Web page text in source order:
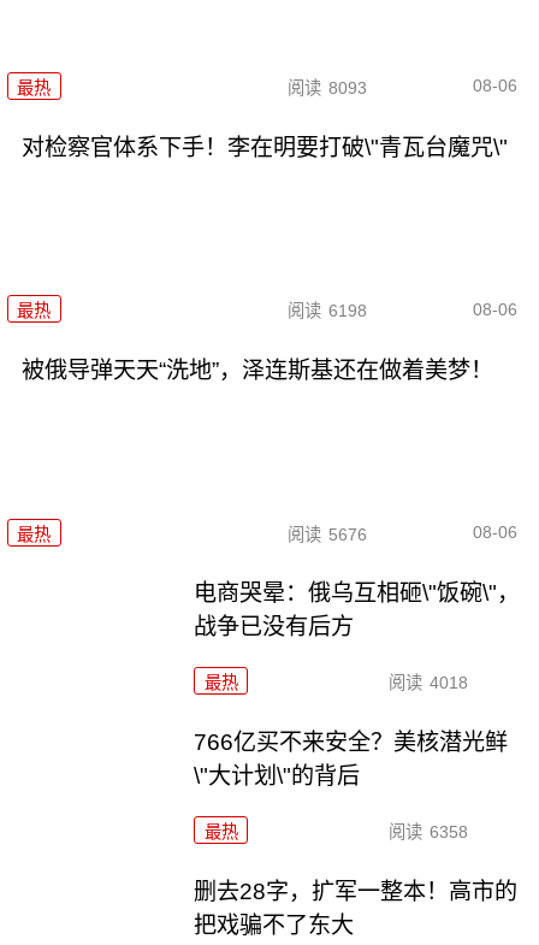
最热 阅读 8093 08-06
对检察官体系下手！李在明要打破\"青瓦台魔咒\"
最热 阅读 6198 08-06
被俄导弹天天“洗地”，泽连斯基还在做着美梦！
最热 阅读 5676 08-06
电商哭晕：俄乌互相砸\"饭碗\"，
战争已没有后方
最热 阅读 4018
766亿买不来安全？美核潜光鲜
\"大计划\"的背后
最热 阅读 6358
删去28字，扩军一整本！高市的
把戏骗不了东大